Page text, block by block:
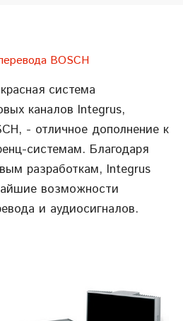
BOSСH
система
каналов Integrus,
- отличное дополнение к
системам. Благодаря
разработкам, Integrus
возможности
и аудиосигналов.